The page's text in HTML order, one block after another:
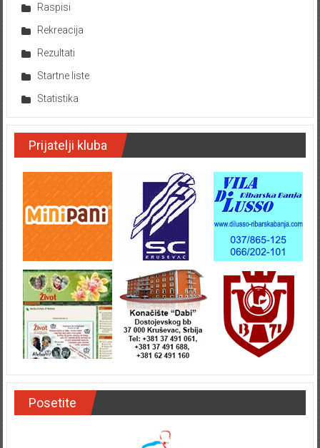
Raspisi
Rekreacija
Rezultati
Startne liste
Statistika
Prijatelji kluba
Posetite